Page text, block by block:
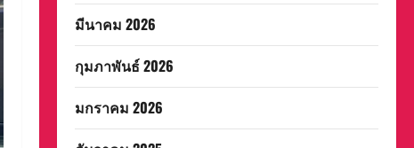
มีนาคม 2026
กุมภาพันธ์ 2026
มกราคม 2026